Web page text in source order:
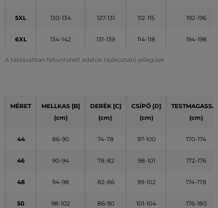
A táblázatban feltüntetett adatok tájékoztató jellegűek
5XL 130-134 127-131 112-115 192-196
6XL 134-142 131-139 114-118 194-198
MÉRET
MELLKAS [B]
(cm)
DERÉK [C]
(cm)
CSÍPŐ [D]
(cm)
(cm)
44 86-90 74-78 97-100 170-174
46 90-94 78-82 98-101 172-176
48 94-98 82-86 99-102 174-178
50 98-102 86-90 101-104 176-180